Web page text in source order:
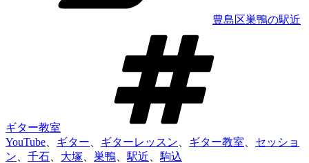
豊島区巣鴨の駅近
ギター教室
YouTube ギター ギターレッスン ギター教室
セッショ
ン
千石 大塚 巣鴨 駅近 駒込